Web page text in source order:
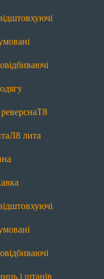
Т8
Л8 лита
і штанів
вшивання
вшивання